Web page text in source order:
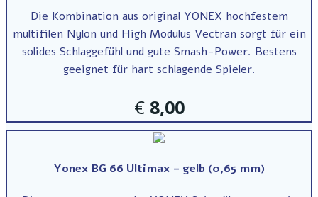
Die Kombination aus original YONEX hochfestem
multifilen Nylon und High Modulus Vectran sorgt für ein
solides Schlaggefühl und gute Smash-Power. Bestens
geeignet für hart schlagende Spieler.
€ 8,00
Yonex BG 66 Ultimax – gelb (0,65 mm)